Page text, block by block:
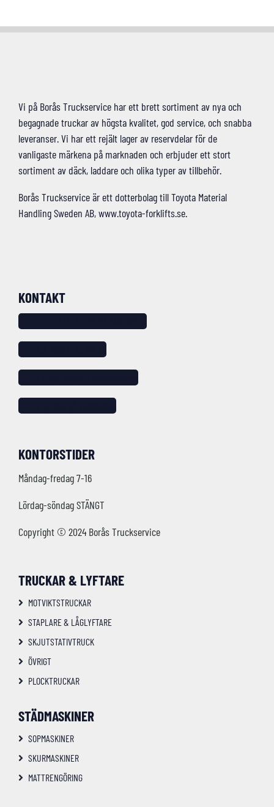
Vi på Borås Truckservice har ett brett sortiment av nya och
begagnade truckar av högsta kvalitet, god service, och snabba
leveranser. Vi har ett rejält lager av reservdelar för de
vanligaste märkena på marknaden och erbjuder ett stort
sortiment av däck, laddare och olika typer av tillbehör.
Borås Truckservice är ett dotterbolag till Toyota Material
Handling Sweden AB, www.toyota-forklifts.se.
KONTAKT
KONTORSTIDER
Måndag-fredag 7-16
Lördag-söndag STÄNGT
Copyright © 2024 Borås Truckservice
TRUCKAR & LYFTARE
MOTVIKTSTRUCKAR
STAPLARE & LÅGLYFTARE
SKJUTSTATIVTRUCK
ÖVRIGT
PLOCKTRUCKAR
STÄDMASKINER
SOPMASKINER
SKURMASKINER
MATTRENGÖRING